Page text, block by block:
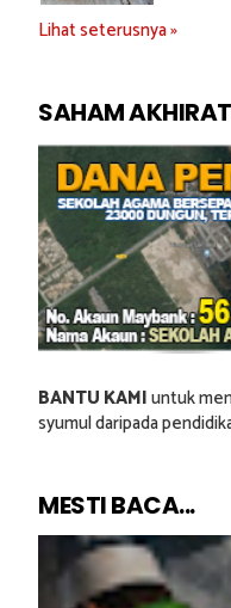
Lihat seterusnya »
SAHAM
BANTU KAMIuntuk
syumul daripada
MESTI BACA...